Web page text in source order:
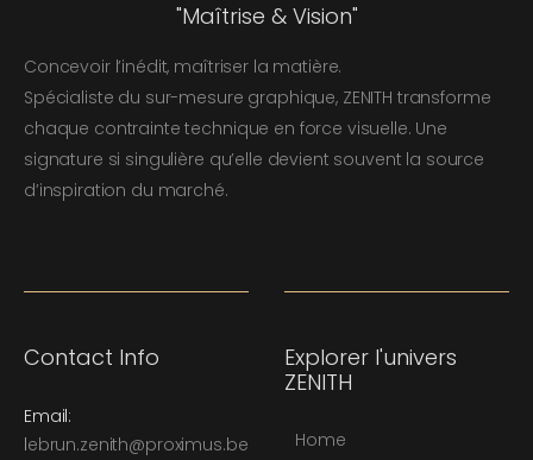
"Maîtrise & Vision"
Concevoir l’inédit, maîtriser la matière.
Spécialiste du sur-mesure graphique, ZENITH transforme
chaque contrainte technique en force visuelle. Une
signature si singulière qu’elle devient souvent la source
d’inspiration du marché.
Contact Info
Email:
lebrun.zenith@proximus.be
Explorer l'univers
ZENITH
Home